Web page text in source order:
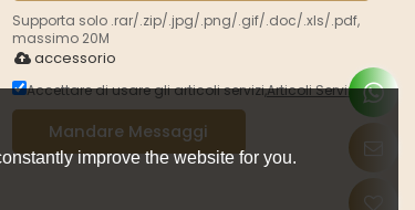
Supporta solo .rar/.zip/.jpg/.png/.gif/.doc/.xls/.pdf,
massimo 20M
accessorio
Accettare di usare gli articoli servizi,Articoli Servizi
Mandare Messaggi
improve the website for you.